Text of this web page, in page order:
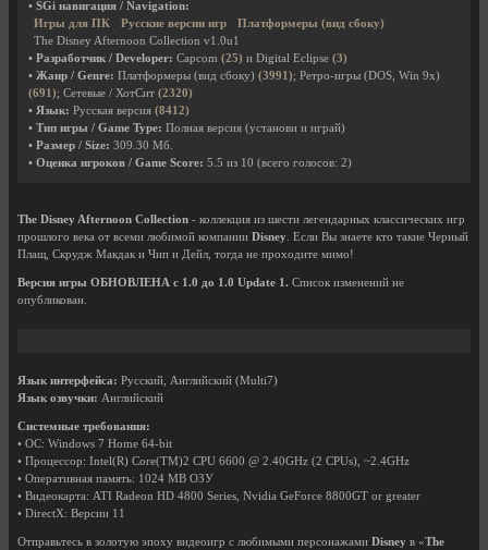
• SGi навигация / Navigation:
Игры для ПК
Русские версии игр
Платформеры (вид сбоку)
The Disney Afternoon Collection v1.0u1
• Разработчик / Developer: Capcom (25) и Digital Eclipse (3)
• Жанр / Genre: Платформеры (вид сбоку) (3991); Ретро-игры (DOS, Win 9x)
(691); Сетевые / ХотСит (2320)
• Язык: Русская версия (8412)
• Тип игры / Game Type: Полная версия (установи и играй)
• Размер / Size: 309.30 Мб.
• Оценка игроков / Game Score: 5.5 из 10 (всего голосов: 2)
The Disney Afternoon Collection - коллекция из шести легендарных классических игр
прошлого века от всеми любимой компании Disney. Если Вы знаете кто такие Черный
Плащ, Скрудж Макдак и Чип и Дейл, тогда не проходите мимо!
Версия игры ОБНОВЛЕНА с 1.0 до 1.0 Update 1. Список изменений не
опубликован.
Язык интерфейса: Русский, Английский (Multi7)
Язык озвучки: Английский
Системные требования:
• ОС: Windows 7 Home 64-bit
• Процессор: Intel(R) Core(TM)2 CPU 6600 @ 2.40GHz (2 CPUs), ~2.4GHz
• Оперативная память: 1024 MB ОЗУ
• Видеокарта: ATI Radeon HD 4800 Series, Nvidia GeForce 8800GT or greater
• DirectX: Версии 11
Отправьтесь в золотую эпоху видеоигр с любимыми персонажами Disney в «The